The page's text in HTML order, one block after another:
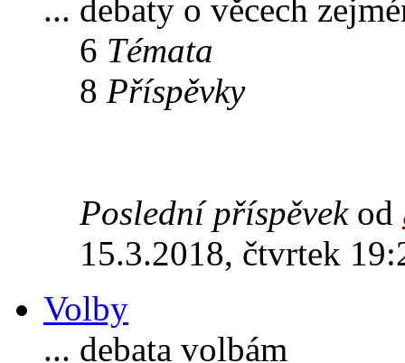
... debaty o věcech
6 Témata
8 Příspěvky
Poslední příspěvekod
15.3.2018, čtvrtek
Volby
... debata volbám